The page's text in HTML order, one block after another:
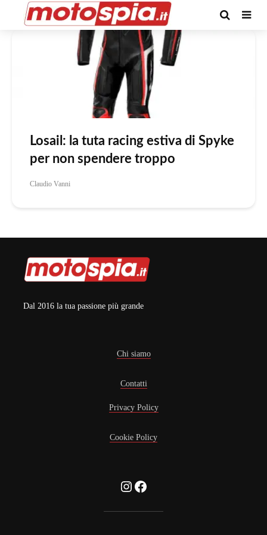
Tag -spyke
Losail: la tuta racing estiva di Spyke
per non spendere troppo
Claudio Vanni
Dal 2016 la tua passione più grande
Chi siamo
Contatti
Privacy Policy
Cookie Policy
Instagram
Facebook